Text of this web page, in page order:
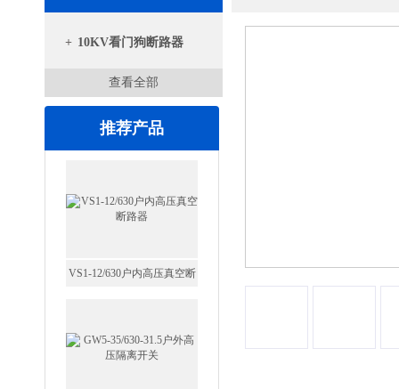
+ 10KV看门狗断路器
查看全部
推荐产品
VS1-12/630户内高压真空断